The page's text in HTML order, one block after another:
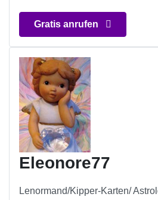
Gratis anrufen
Eleonore77
Lenormand/Kipper-Karten/